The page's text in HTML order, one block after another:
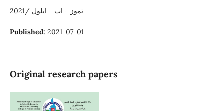
تموز - اب - ايلول /2021
Published: 2021-07-01
Original research papers